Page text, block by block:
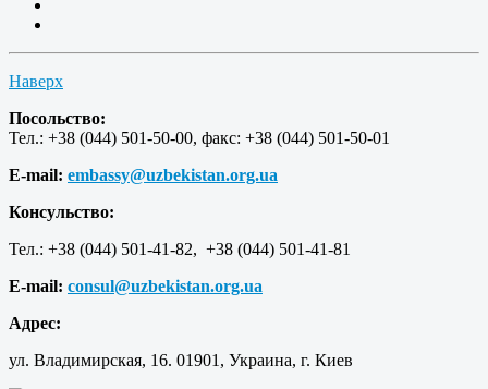
Наверх
Посольство:
Тел.: +38 (044) 501-50-00, факс: +38 (044) 501-50-01
E-mail: embassy@uzbekistan.org.ua
Консульство:
Тел.: +38 (044) 501-41-82, +38 (044) 501-41-81
E-mail: consul@uzbekistan.org.ua
Адрес:
ул. Владимирская, 16. 01901, Украина, г. Киев